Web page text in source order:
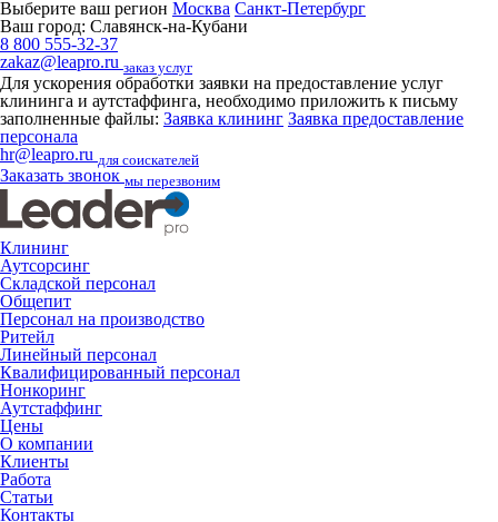
Выберите ваш регион Москва Санкт-Петербург
Ваш город: Славянск-на-Кубани
8 800 555-32-37
zakaz@leapro.ru заказ услуг
Для ускорения обработки заявки на предоставление услуг
клининга и аутстаффинга, необходимо приложить к письму
заполненные файлы: Заявка клининг Заявка предоставление
персонала
hr@leapro.ru для соискателей
Заказать звонок мы перезвоним
Клининг
Аутсорсинг
Складской персонал
Общепит
Персонал на производство
Ритейл
Линейный персонал
Квалифицированный персонал
Нонкоринг
Аутстаффинг
Цены
О компании
Клиенты
Работа
Статьи
Контакты